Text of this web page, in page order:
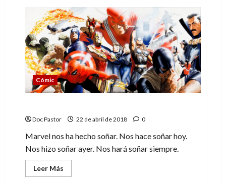
¡10
años
de
Marvel
Studios!
Cómic
Doc Pastor 22 de abril de 2018 0
Marvel nos ha hecho soñar. Nos hace soñar hoy.
Nos hizo soñar ayer. Nos hará soñar siempre.
Leer Más
más